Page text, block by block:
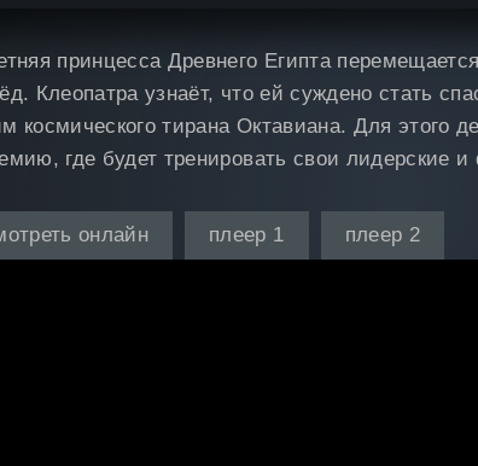
принцесса Древнего Египта
Клеопатра узнаёт, что ей суждено стать
космического тирана Октавиана. Для этого
где будет тренировать свои лидерские
онлайн плеер 1 плеер 2